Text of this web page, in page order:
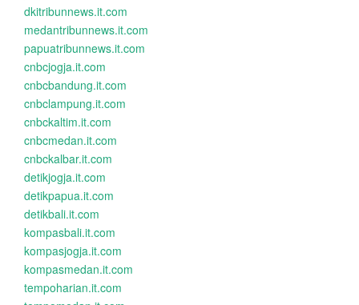
dkitribunnews.it.com
medantribunnews.it.com
papuatribunnews.it.com
cnbcjogja.it.com
cnbcbandung.it.com
cnbclampung.it.com
cnbckaltim.it.com
cnbcmedan.it.com
cnbckalbar.it.com
detikjogja.it.com
detikpapua.it.com
detikbali.it.com
kompasbali.it.com
kompasjogja.it.com
kompasmedan.it.com
tempoharian.it.com